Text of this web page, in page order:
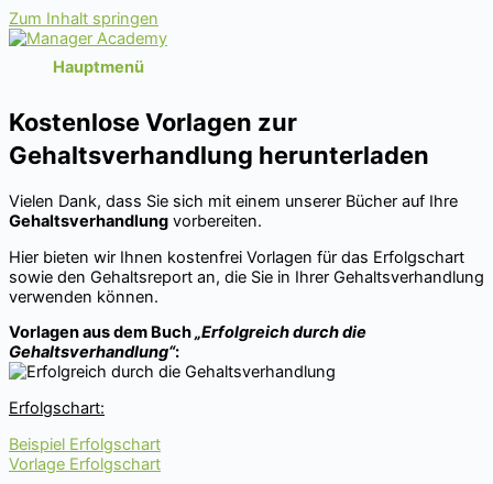
Zum Inhalt springen
Hauptmenü
Kostenlose Vorlagen zur
Gehaltsverhandlung herunterladen
Vielen Dank, dass Sie sich mit einem unserer Bücher auf Ihre
Gehaltsverhandlung vorbereiten.
Hier bieten wir Ihnen kostenfrei Vorlagen für das Erfolgschart
sowie den Gehaltsreport an, die Sie in Ihrer Gehaltsverhandlung
verwenden können.
Vorlagen aus dem Buch„Erfolgreich durch die
Gehaltsverhandlung“:
Erfolgschart:
Beispiel Erfolgschart
Vorlage Erfolgschart